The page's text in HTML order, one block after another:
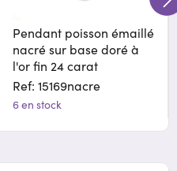
Pendant poisson émaillé
nacré sur base doré à
l'or fin 24 carat
Ref: 15169nacre
6 en stock